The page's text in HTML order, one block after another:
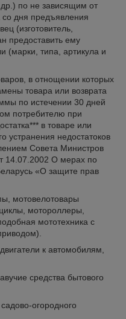
по не зависящим от
дня предъявления
(изготовитель,
предоставить ему
(марки, типа, артикула и
в отнощении которых
товара или возврата
по истечении 30 дней
потребителю при
в товаре или
устранения недостатоков
Совета Министров
14.07.2002 О мерах по
«О защите прав
мотовелотовары
мотороллеры,
мототехника с
к автомобилям,
средства бытового
огородного